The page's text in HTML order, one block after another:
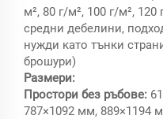
м², 80 г/м², 100 г/м²,
средни дебелини,
нужди като тънки
брошури)
Размери:
Простори без ръбове:
787×1092 мм, 889×1194